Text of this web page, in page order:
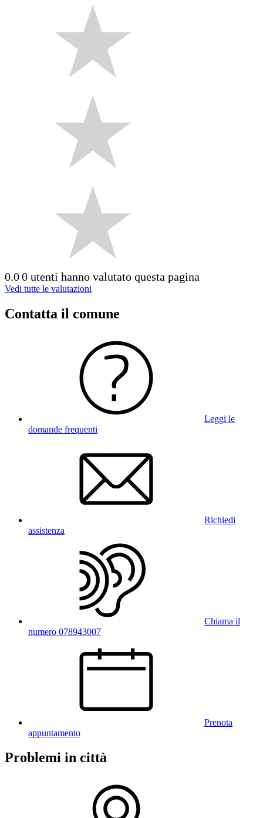
0.00 utenti hanno valutato questa pagina
Vedi tutte le valutazioni
Contatta il comune
Leggi le
domande frequenti
Richiedi
assistenza
Chiama il
numero 078943007
Prenota
appuntamento
Problemi in città